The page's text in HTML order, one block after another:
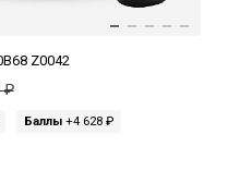
Z0042
₽
Баллы+4 628 ₽